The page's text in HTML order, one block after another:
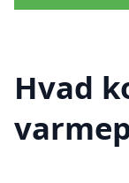
Hvad